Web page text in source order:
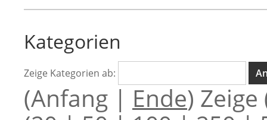
Kategorien
Zeige Kategorien ab:
(Anfang | Ende)